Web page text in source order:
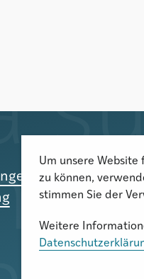
2023 in
Um unsere
zu können,
stimmen Sie der
Weitere